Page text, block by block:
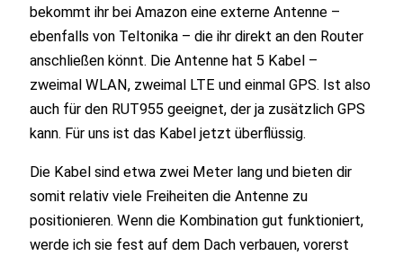
bekommt ihr bei Amazon eine externe Antenne –
ebenfalls von Teltonika – die ihr direkt an den Router
anschließen könnt. Die Antenne hat 5 Kabel –
zweimal WLAN, zweimal LTE und einmal GPS. Ist also
auch für den RUT955 geeignet, der ja zusätzlich GPS
kann. Für uns ist das Kabel jetzt überflüssig.
Die Kabel sind etwa zwei Meter lang und bieten dir
somit relativ viele Freiheiten die Antenne zu
positionieren. Wenn die Kombination gut funktioniert,
werde ich sie fest auf dem Dach verbauen, vorerst